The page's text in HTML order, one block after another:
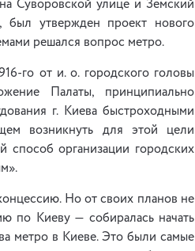
Суворовской улице и Земский
утвержден проект нового
решался вопрос метро.
го от и. о. городского головы
Палаты, принципиально
г. Киева быстроходными
возникнуть для этой цели
способ организации городских
концессию. Но от своих планов не
по Киеву — собиралась начать
метро в Киеве. Это были самые